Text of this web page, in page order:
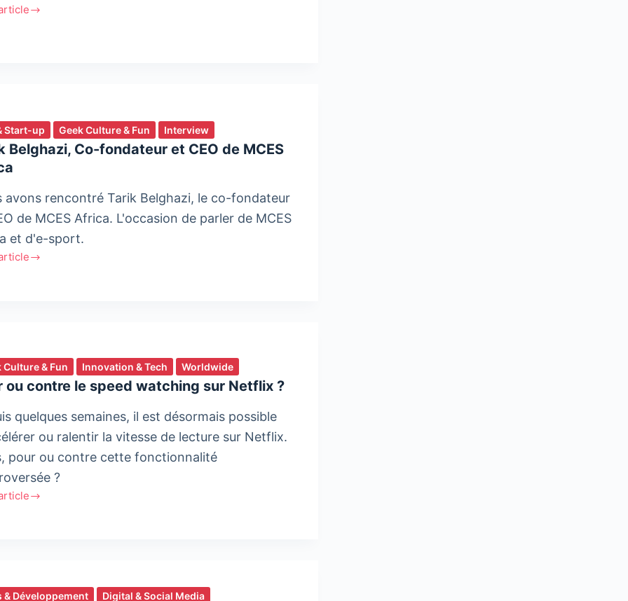
Start-up Geek Culture & Fun Interview
Belghazi, Co-fondateur et CEO de MCES
avons rencontré Tarik Belghazi, le co-fondateur
de MCES Africa. L'occasion de parler de MCES
et d'e-sport.
Culture & Fun Innovation & Tech Worldwide
ou contre le speed watching sur Netflix ?
quelques semaines, il est désormais possible
ou ralentir la vitesse de lecture sur Netflix.
pour ou contre cette fonctionnalité
?
& Développement Digital & Social Media